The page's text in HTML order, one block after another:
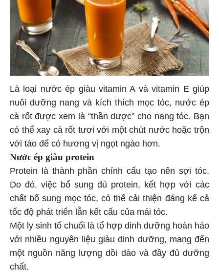
Là loại nước ép giàu vitamin A và vitamin E giúp
nuôi dưỡng nang và kích thích mọc tóc, nước ép
cà rốt được xem là “thần dược” cho nang tóc. Bạn
có thể xay cà rốt tươi với một chút nước hoặc trộn
với táo để có hương vị ngọt ngào hơn.
Nước ép giàu protein
Protein là thành phần chính cấu tạo nên sợi tóc.
Do đó, việc bổ sung đủ protein, kết hợp với các
chất bổ sung mọc tóc, có thể cải thiện đáng kể cả
tốc độ phát triển lẫn kết cấu của mái tóc.
Một ly sinh tố chuối là tổ hợp dinh dưỡng hoàn hảo
với nhiều nguyên liệu giàu dinh dưỡng, mang đến
một nguồn năng lượng dồi dào và đầy đủ dưỡng
chất.